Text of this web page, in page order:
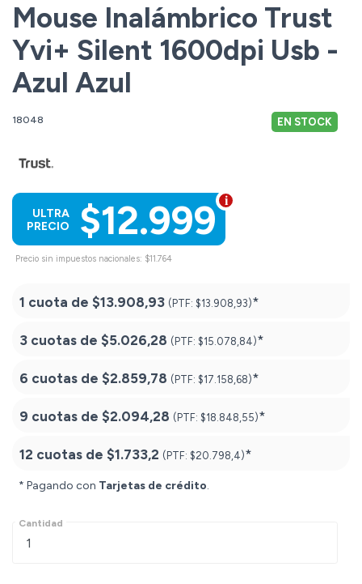
Mouse Inalámbrico Trust
Yvi+ Silent 1600dpi Usb -
Azul Azul
18048 EN STOCK
$12.999
ULTRA
PRECIO
Precio sin impuestos nacionales: $11.764
1 cuota de $13.908,93 (PTF: $13.908,93)*
3 cuotas de $5.026,28 (PTF: $15.078,84)*
6 cuotas de $2.859,78 (PTF: $17.158,68)*
9 cuotas de $2.094,28 (PTF: $18.848,55)*
12 cuotas de $1.733,2 (PTF: $20.798,4)*
* Pagando con Tarjetas de crédito.
Cantidad